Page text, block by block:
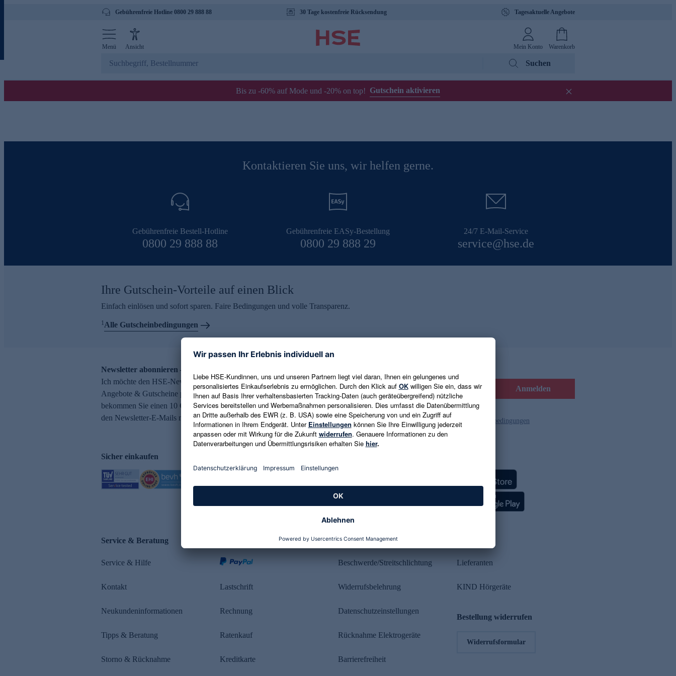
Gebührenfreie Hotline 0800 29 888 88 30 Tage kostenfreie Rücksendung Tagesaktuelle Angebote
Menü Ansicht Mein Konto Warenkorb
Suchen
Bis zu -60% auf Mode und -20% on top! Gutschein aktivieren
Kontaktieren Sie uns, wir helfen gerne.
Gebührenfreie Bestell-Hotline
0800 29 888 88
Gebührenfreie EASy-Bestellung
0800 29 888 29
24/7 E-Mail-Service
service@hse.de
Ihre Gutschein-Vorteile auf einen Blick
Einfach einlösen und sofort sparen. Faire Bedingungen und volle Transparenz.
1Alle Gutscheinbedingungen
Newsletter abonnieren – 10 € Gutschein erhalten
Ich möchte den HSE-Newsletter abonnieren und aktuelle Trends,
Angebote & Gutscheine per E-Mail erhalten. Als Dankeschön
bekommen Sie einen 10 € Gutschein. Eine Abmeldung ist jederzeit in
den Newsletter-E-Mails möglich.
E-Mail-Adresse eingeben Anmelden
Es gelten die Datenschutzrichtlinien und die Gutscheinbedingungen
Sicher einkaufen
Service & Beratung
Service & Hilfe
Kontakt
Neukundeninformationen
Tipps & Beratung
Storno & Rücknahme
Lastschrift
Rechnung
Ratenkauf
Kreditkarte
Rechtliches
Beschwerde/Streitschlichtung
Widerrufsbelehrung
Datenschutzeinstellungen
Rücknahme Elektrogeräte
Barrierefreiheit
Lieferanten
KIND Hörgeräte
Bestellung widerrufen
Widerrufsformular